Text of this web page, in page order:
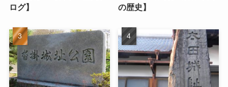
ログ】
の歴史】